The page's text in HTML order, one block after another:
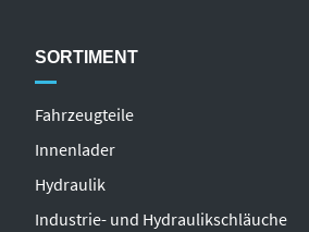
SORTIMENT
Fahrzeugteile
Innenlader
Hydraulik
Industrie- und Hydraulikschläuche